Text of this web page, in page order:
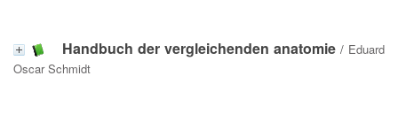
Handbuch der vergleichenden anatomie / Eduard
Oscar Schmidt